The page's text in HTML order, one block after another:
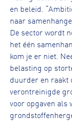
en beleid.
naar
De sector wordt
het één
kom je er niet.
belasting op
duurder en raakt
verontreinigde
voor opgaven als